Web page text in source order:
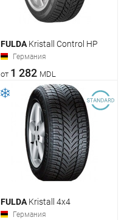
FULDAKristall Control HP
Германия
от 1 282 MDL
FULDAKristall 4x4
Германия